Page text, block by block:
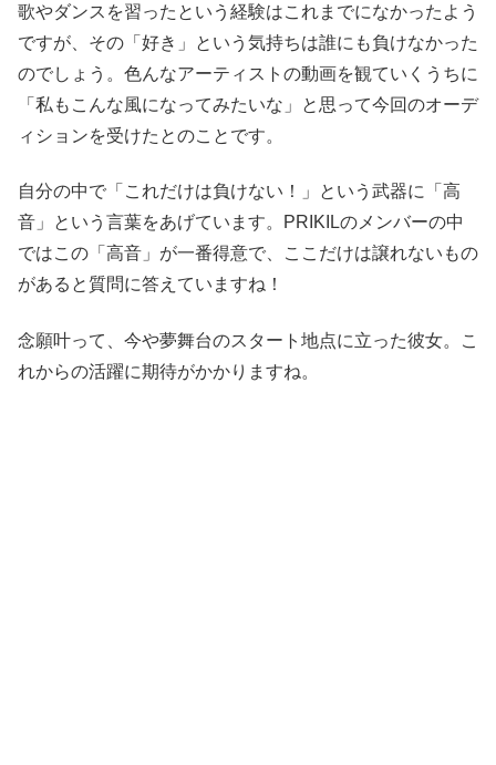
歌やダンスを習ったという経験はこれまでになかったよう
ですが、その「好き」という気持ちは誰にも負けなかった
のでしょう。色んなアーティストの動画を観ていくうちに
「私もこんな風になってみたいな」と思って今回のオーデ
ィションを受けたとのことです。
自分の中で「これだけは負けない！」という武器に「高
音」という言葉をあげています。PRIKILのメンバーの中
ではこの「高音」が一番得意で、ここだけは譲れないもの
があると質問に答えていますね！
念願叶って、今や夢舞台のスタート地点に立った彼女。こ
れからの活躍に期待がかかりますね。